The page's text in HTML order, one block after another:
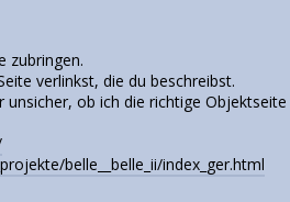
zubringen.
verlinkst, die du beschreibst.
ob ich die richtige
belle__belle_ii/index_ger.html